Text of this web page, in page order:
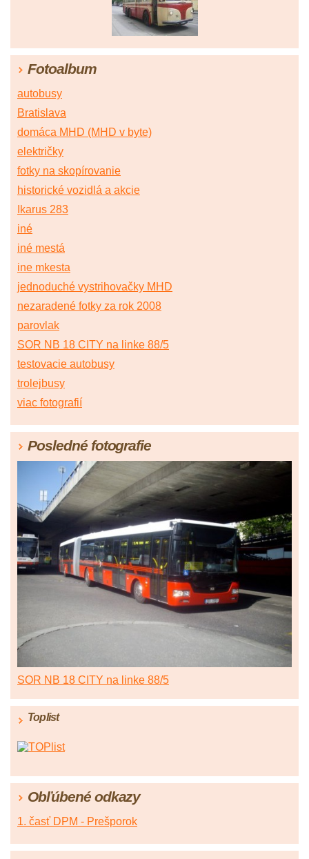
Fotoalbum
autobusy
Bratislava
domáca MHD (MHD v byte)
električky
fotky na skopírovanie
historické vozidlá a akcie
Ikarus 283
iné
iné mestá
ine mkesta
jednoduché vystrihovačky MHD
nezaradené fotky za rok 2008
parovlak
SOR NB 18 CITY na linke 88/5
testovacie autobusy
trolejbusy
viac fotografií
Posledné fotografie
SOR NB 18 CITY na linke 88/5
Toplist
Obľúbené odkazy
1. časť DPM - Prešporok